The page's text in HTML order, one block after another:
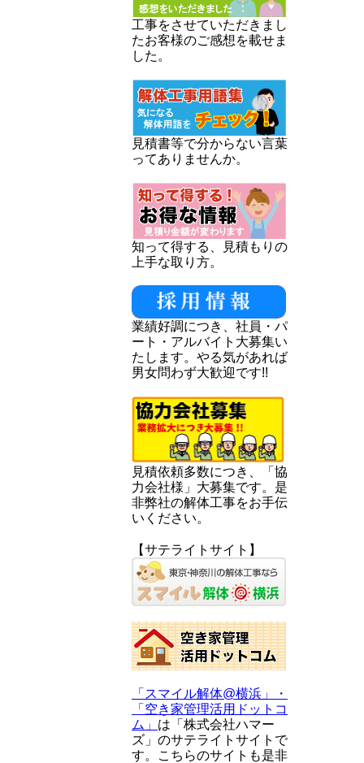
工事をさせていただきまし
たお客様のご感想を載せま
した。
見積書等で分からない言葉
ってありませんか。
知って得する、見積もりの
上手な取り方。
業績好調につき、社員・パ
ート・アルバイト大募集い
たします。やる気があれば
男女問わず大歓迎です!!
見積依頼多数につき、「協
力会社様」大募集です。是
非弊社の解体工事をお手伝
いください。
【サテライトサイト】
「スマイル解体@横浜」・
「空き家管理活用ドットコ
ム」 は「株式会社ハマー
ズ」のサテライトサイトで
す。こちらのサイトも是非